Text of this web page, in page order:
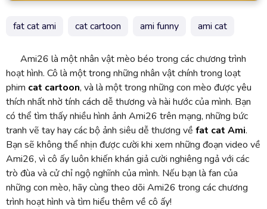
fat cat ami cat cartoon ami funny ami cat
Ami26 là một nhân vật mèo béo trong các chương trình
hoạt hình. Cô là một trong những nhân vật chính trong loạt
phim cat cartoon, và là một trong những con mèo được yêu
thích nhất nhờ tính cách dễ thương và hài hước của mình. Bạn
có thể tìm thấy nhiều hình ảnh Ami26 trên mạng, những bức
tranh vẽ tay hay các bộ ảnh siêu dễ thương về fat cat Ami.
Bạn sẽ không thể nhịn được cười khi xem những đoạn video về
Ami26, vì cô ấy luôn khiến khán giả cười nghiêng ngả với các
trò đùa và cử chỉ ngộ nghĩnh của mình. Nếu bạn là fan của
những con mèo, hãy cùng theo dõi Ami26 trong các chương
trình hoạt hình và tìm hiểu thêm về cô ấy!